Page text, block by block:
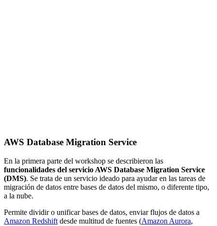
AWS Database Migration Service
En la primera parte del workshop se describieron las
funcionalidades del servicio AWS Database Migration Service
(DMS). Se trata de un servicio ideado para ayudar en las tareas de
migración de datos entre bases de datos del mismo, o diferente tipo,
a la nube.
Permite dividir o unificar bases de datos, enviar flujos de datos a
Amazon Redshift desde multitud de fuentes (Amazon Aurora,